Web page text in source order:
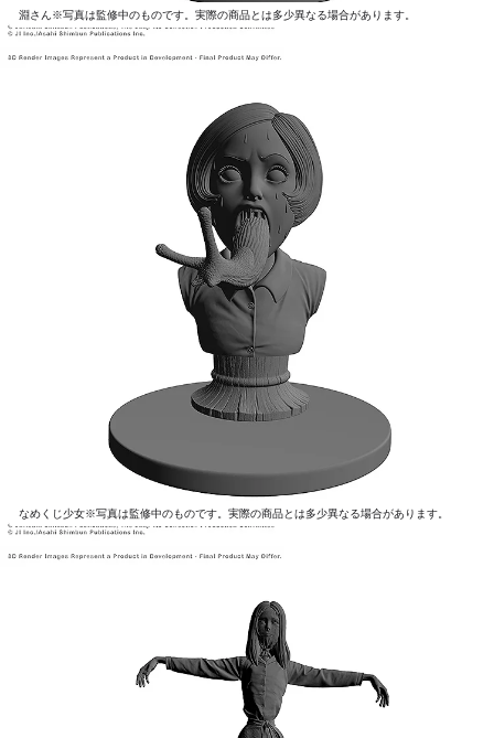
淵さん※写真は監修中のものです。実際の商品とは多少異なる場合があります。
なめくじ少女※写真は監修中のものです。実際の商品とは多少異なる場合があります。